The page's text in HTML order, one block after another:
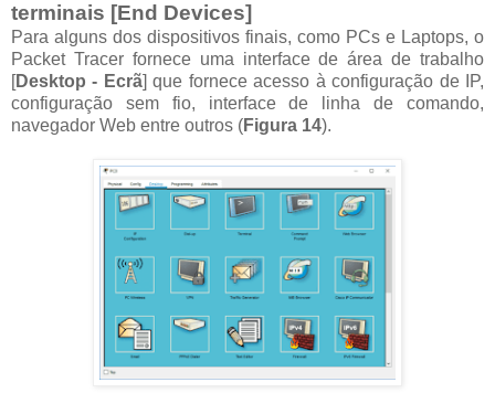
terminais [End Devices]
Para alguns dos dispositivos finais, como PCs e Laptops, o
Packet Tracer fornece uma interface de área de trabalho
[Desktop - Ecrã] que fornece acesso à configuração de IP,
configuração sem fio, interface de linha de comando,
navegador Web entre outros (Figura 14).